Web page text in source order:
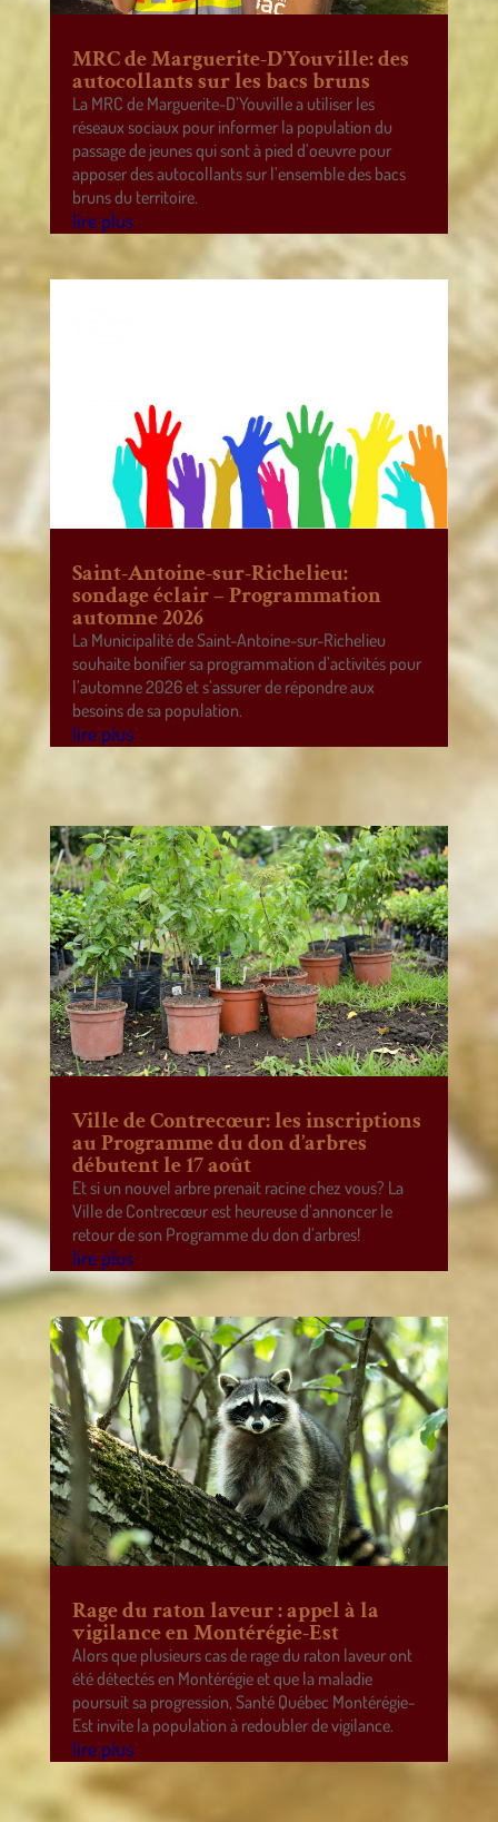
MRC de Marguerite-D’Youville: des
autocollants sur les bacs bruns
La MRC de Marguerite-D’Youville a utiliser les
réseaux sociaux pour informer la population du
passage de jeunes qui sont à pied d’oeuvre pour
apposer des autocollants sur l’ensemble des bacs
bruns du territoire.
lire plus
Saint-Antoine-sur-Richelieu:
sondage éclair – Programmation
automne 2026
La Municipalité de Saint-Antoine-sur-Richelieu
souhaite bonifier sa programmation d’activités pour
l’automne 2026 et s’assurer de répondre aux
besoins de sa population.
lire plus
Ville de Contrecœur: les inscriptions
au Programme du don d’arbres
débutent le 17 août
Et si un nouvel arbre prenait racine chez vous? La
Ville de Contrecœur est heureuse d’annoncer le
retour de son Programme du don d’arbres!
lire plus
Rage du raton laveur : appel à la
vigilance en Montérégie-Est
Alors que plusieurs cas de rage du raton laveur ont
été détectés en Montérégie et que la maladie
poursuit sa progression, Santé Québec Montérégie-
Est invite la population à redoubler de vigilance.
lire plus